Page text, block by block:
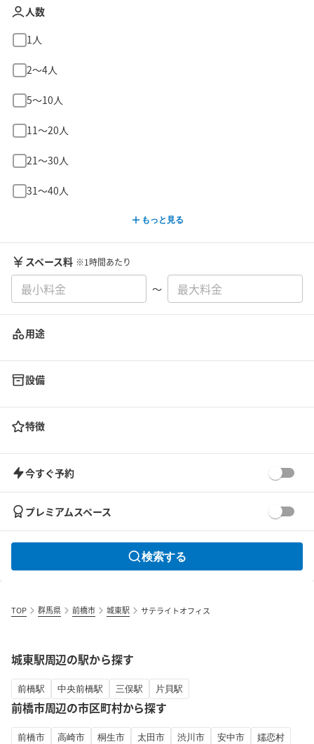
人数
1人
2〜4人
5〜10人
11〜20人
21〜30人
31〜40人
もっと見る
スペース料 ※1時間あたり
〜
用途
設備
特徴
今すぐ予約
プレミアムスペース
検索する
TOP 群馬県 前橋市 城東駅 サテライトオフィス
城東駅周辺の駅から探す
前橋駅 中央前橋駅 三俣駅 片貝駅
前橋市周辺の市区町村から探す
前橋市 高崎市 桐生市 太田市 渋川市 安中市
嬬恋村